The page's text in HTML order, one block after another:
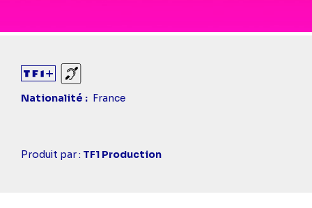
Sourds et malentendants
Nationalité
France
Casting
Produit par : TF1 Production